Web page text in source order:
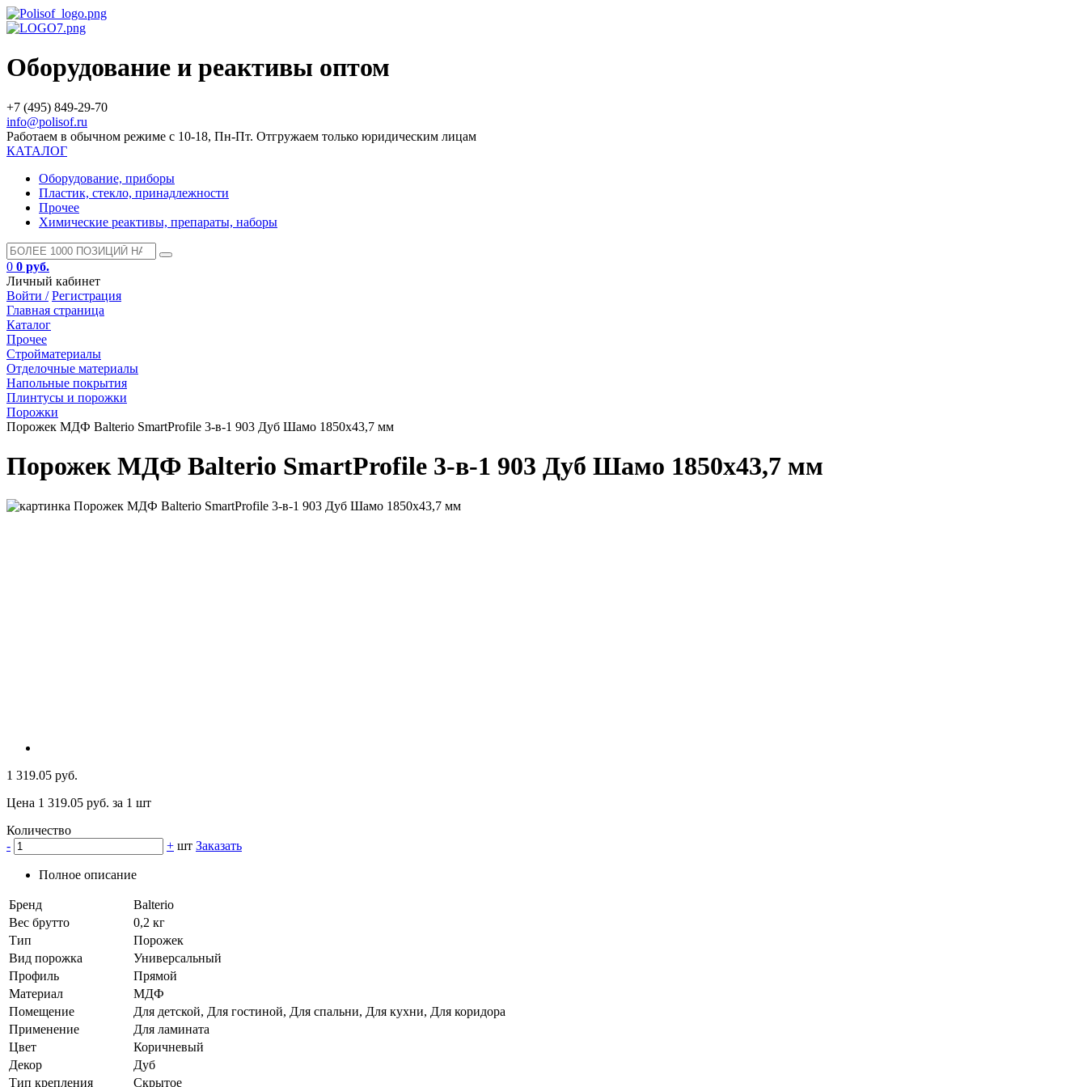
Оборудование и реактивы оптом
+7 (495) 849-29-70
info@polisof.ru
Работаем в обычном режиме с 10-18, Пн-Пт. Отгружаем только юридическим лицам
КАТАЛОГ
Оборудование, приборы
Пластик, стекло, принадлежности
Прочее
Химические реактивы, препараты, наборы
0 0 руб.
Личный кабинет
Войти / Регистрация
Главная страница
Каталог
Прочее
Стройматериалы
Отделочные материалы
Напольные покрытия
Плинтусы и порожки
Порожки
Порожек МДФ Balterio SmartProfile 3-в-1 903 Дуб Шамо 1850x43,7 мм
Порожек МДФ Balterio SmartProfile 3-в-1 903 Дуб Шамо 1850x43,7 мм
1 319.05 руб.
Цена 1 319.05 руб. за 1 шт
Количество
-
+ шт Заказать
Полное описание
Бренд
Balterio
Вес брутто
0,2 кг
Тип
Порожек
Вид порожка
Универсальный
Профиль
Прямой
Материал
МДФ
Помещение
Для детской, Для гостиной, Для спальни, Для кухни, Для коридора
Применение
Для ламината
Цвет
Коричневый
Декор
Дуб
Тип крепления
Скрытое